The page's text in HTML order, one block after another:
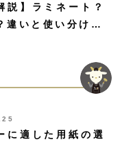
説】ラミネート？
違いと使い分け…
に適した用紙の選